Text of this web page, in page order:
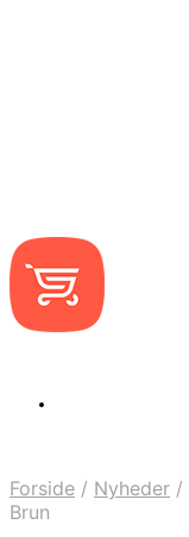
Forside / Nyheder /
Brun